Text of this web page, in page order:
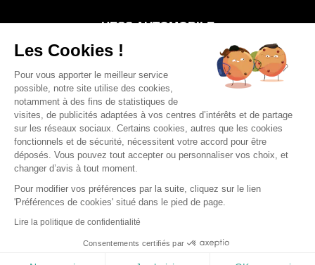
HESS AUTOMOBILE
Nos points de vente
Carrière
© Renault Sélestat 2026 —
Les Cookies !
Pour vous apporter le meilleur service
possible, notre site utilise des cookies,
notamment à des fins de statistiques de
visites, de publicités adaptées à vos centres d’intérêts et de partage
sur les réseaux sociaux. Certains cookies, autres que les cookies
fonctionnels et de sécurité, nécessitent votre accord pour être
déposés. Vous pouvez tout accepter ou personnaliser vos choix, et
changer d’avis à tout moment.
Pour modifier vos préférences par la suite, cliquez sur le lien
'Préférences de cookies' situé dans le pied de page.
Lire la politique de confidentialité
Consentements certifiés par